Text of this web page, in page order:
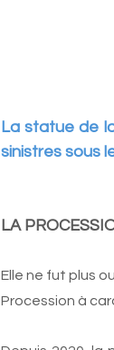
La statue de
sinistres sous
LA
Elle ne fut plus
Procession à